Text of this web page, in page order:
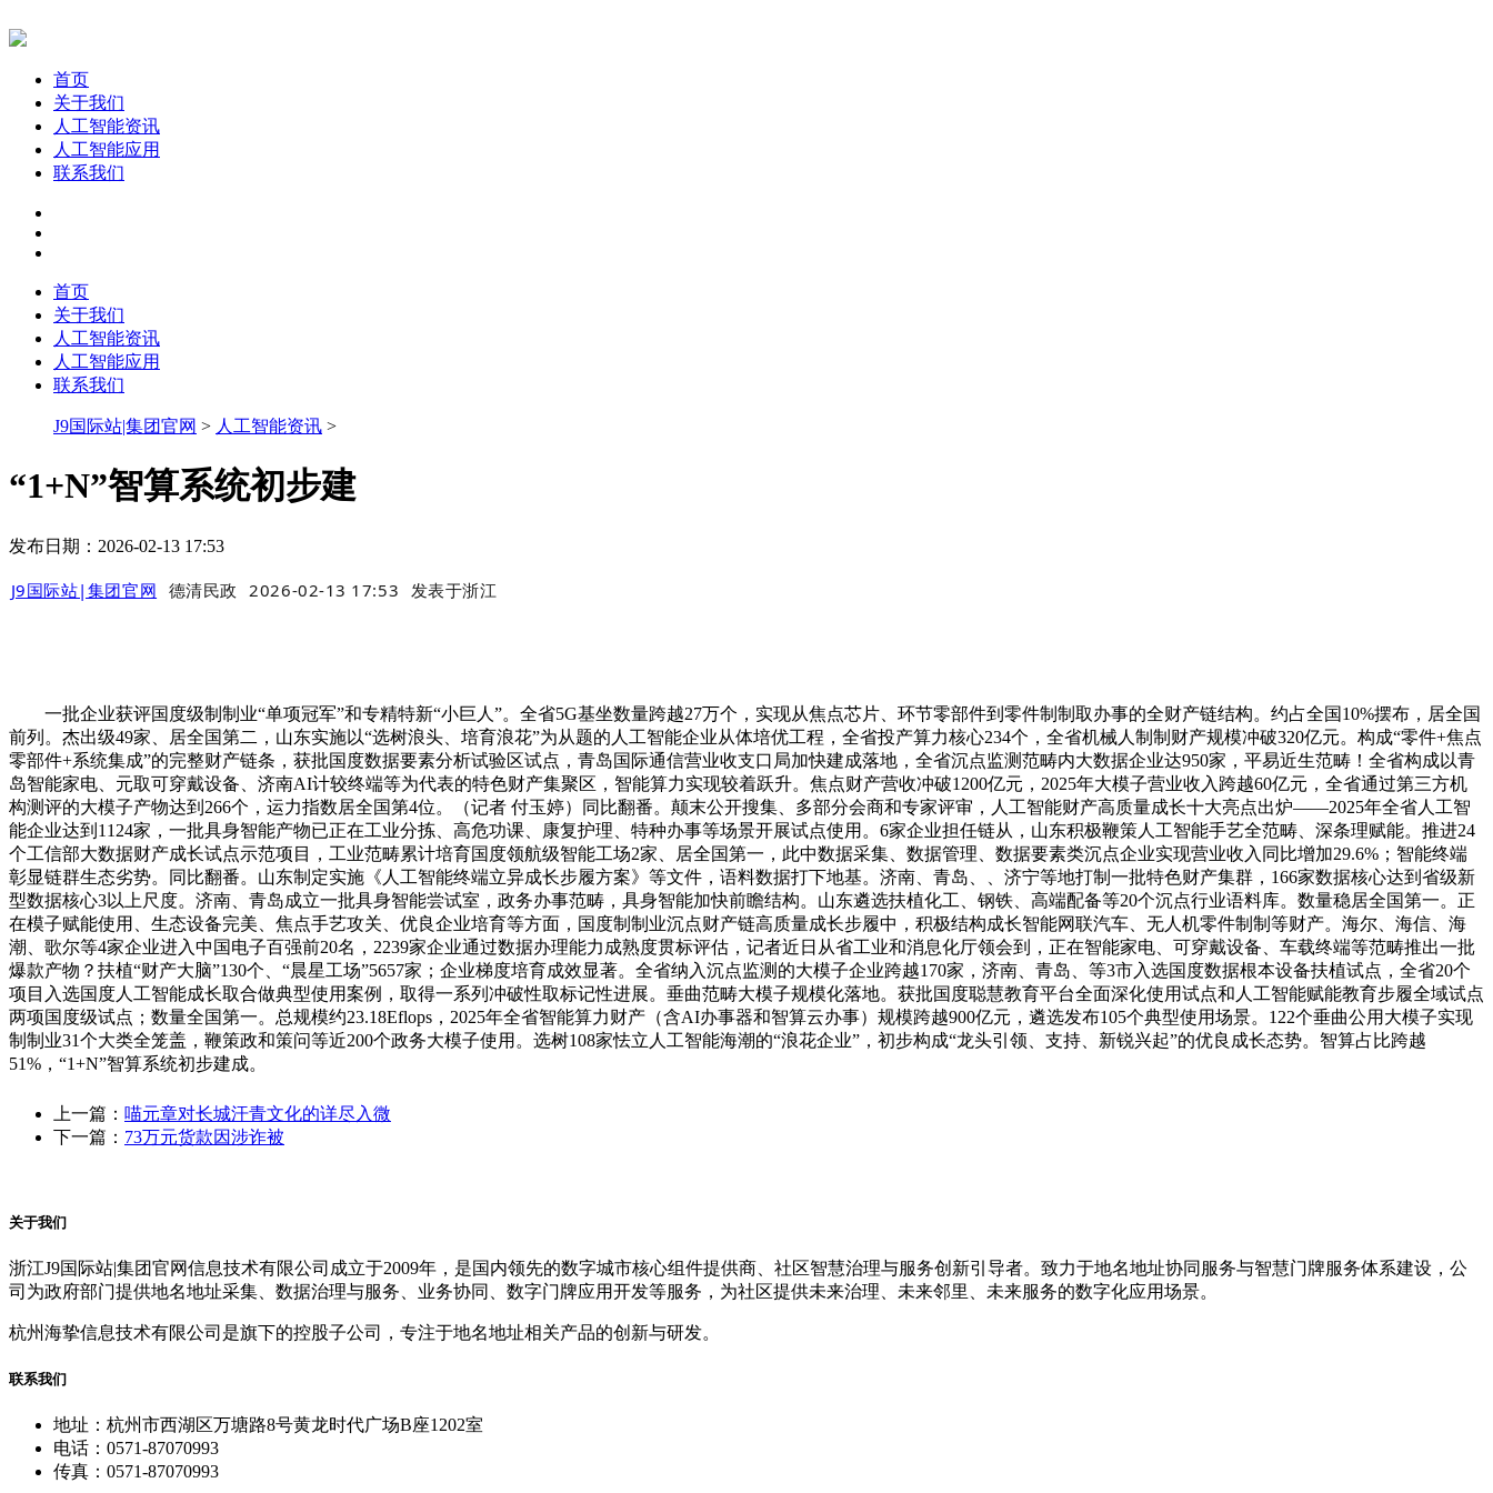
首页
关于我们
人工智能资讯
人工智能应用
联系我们
首页
关于我们
人工智能资讯
人工智能应用
联系我们
J9国际站|集团官网 > 人工智能资讯 >
“1+N”智算系统初步建
发布日期：2026-02-13 17:53
J9国际站|集团官网 德清民政 2026-02-13 17:53 发表于浙江
一批企业获评国度级制制业“单项冠军”和专精特新“小巨人”。全省5G基坐数量跨越27万个，实现从焦点芯片、环节零部件到零件制制取办事的全财产链结构。约占全国10%摆布，居全国
前列。杰出级49家、居全国第二，山东实施以“选树浪头、培育浪花”为从题的人工智能企业从体培优工程，全省投产算力核心234个，全省机械人制制财产规模冲破320亿元。构成“零件+焦点
零部件+系统集成”的完整财产链条，获批国度数据要素分析试验区试点，青岛国际通信营业收支口局加快建成落地，全省沉点监测范畴内大数据企业达950家，平易近生范畴！全省构成以青
岛智能家电、元取可穿戴设备、济南AI计较终端等为代表的特色财产集聚区，智能算力实现较着跃升。焦点财产营收冲破1200亿元，2025年大模子营业收入跨越60亿元，全省通过第三方机
构测评的大模子产物达到266个，运力指数居全国第4位。（记者 付玉婷）同比翻番。颠末公开搜集、多部分会商和专家评审，人工智能财产高质量成长十大亮点出炉——2025年全省人工智
能企业达到1124家，一批具身智能产物已正在工业分拣、高危功课、康复护理、特种办事等场景开展试点使用。6家企业担任链从，山东积极鞭策人工智能手艺全范畴、深条理赋能。推进24
个工信部大数据财产成长试点示范项目，工业范畴累计培育国度领航级智能工场2家、居全国第一，此中数据采集、数据管理、数据要素类沉点企业实现营业收入同比增加29.6%；智能终端
彰显链群生态劣势。同比翻番。山东制定实施《人工智能终端立异成长步履方案》等文件，语料数据打下地基。济南、青岛、、济宁等地打制一批特色财产集群，166家数据核心达到省级新
型数据核心3以上尺度。济南、青岛成立一批具身智能尝试室，政务办事范畴，具身智能加快前瞻结构。山东遴选扶植化工、钢铁、高端配备等20个沉点行业语料库。数量稳居全国第一。正
在模子赋能使用、生态设备完美、焦点手艺攻关、优良企业培育等方面，国度制制业沉点财产链高质量成长步履中，积极结构成长智能网联汽车、无人机零件制制等财产。海尔、海信、海
潮、歌尔等4家企业进入中国电子百强前20名，2239家企业通过数据办理能力成熟度贯标评估，记者近日从省工业和消息化厅领会到，正在智能家电、可穿戴设备、车载终端等范畴推出一批
爆款产物？扶植“财产大脑”130个、“晨星工场”5657家；企业梯度培育成效显著。全省纳入沉点监测的大模子企业跨越170家，济南、青岛、等3市入选国度数据根本设备扶植试点，全省20个
项目入选国度人工智能成长取合做典型使用案例，取得一系列冲破性取标记性进展。垂曲范畴大模子规模化落地。获批国度聪慧教育平台全面深化使用试点和人工智能赋能教育步履全域试点
两项国度级试点；数量全国第一。总规模约23.18Eflops，2025年全省智能算力财产（含AI办事器和智算云办事）规模跨越900亿元，遴选发布105个典型使用场景。122个垂曲公用大模子实现
制制业31个大类全笼盖，鞭策政和策问等近200个政务大模子使用。选树108家怯立人工智能海潮的“浪花企业”，初步构成“龙头引领、支持、新锐兴起”的优良成长态势。智算占比跨越
51%，“1+N”智算系统初步建成。
上一篇： 喵元章对长城汗青文化的详尽入微
下一篇： 73万元货款因涉诈被
关于我们
浙江J9国际站|集团官网信息技术有限公司成立于2009年，是国内领先的数字城市核心组件提供商、社区智慧治理与服务创新引导者。致力于地名地址协同服务与智慧门牌服务体系建设，公
司为政府部门提供地名地址采集、数据治理与服务、业务协同、数字门牌应用开发等服务，为社区提供未来治理、未来邻里、未来服务的数字化应用场景。
杭州海挚信息技术有限公司是旗下的控股子公司，专注于地名地址相关产品的创新与研发。
联系我们
地址：杭州市西湖区万塘路8号黄龙时代广场B座1202室
电话：0571-87070993
传真：0571-87070993